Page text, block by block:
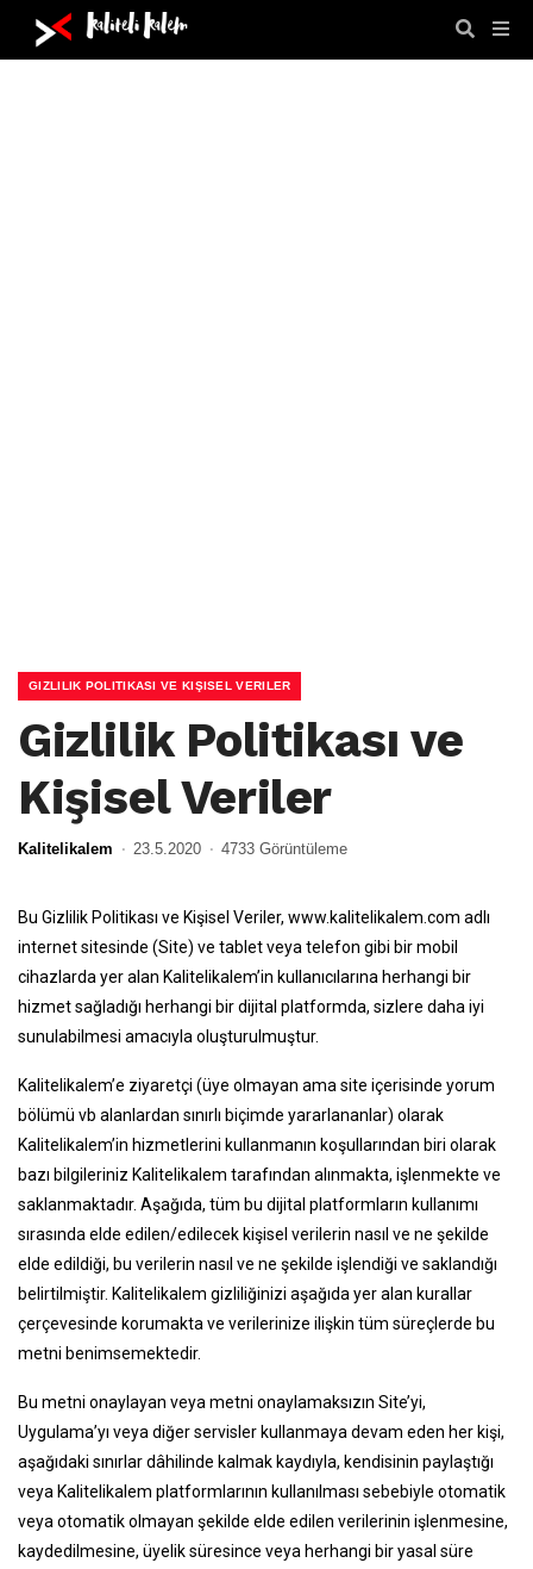
GIZLILIK POLITIKASI VE KIŞISEL VERILER
Gizlilik Politikası ve
Kişisel Veriler
Kalitelikalem 23.5.2020 4733 Görüntüleme
Bu Gizlilik Politikası ve Kişisel Veriler, www.kalitelikalem.com adlı
internet sitesinde (Site) ve tablet veya telefon gibi bir mobil
cihazlarda yer alan Kalitelikalem’in kullanıcılarına herhangi bir
hizmet sağladığı herhangi bir dijital platformda, sizlere daha iyi
sunulabilmesi amacıyla oluşturulmuştur.
Kalitelikalem’e ziyaretçi (üye olmayan ama site içerisinde yorum
bölümü vb alanlardan sınırlı biçimde yararlananlar) olarak
Kalitelikalem’in hizmetlerini kullanmanın koşullarından biri olarak
bazı bilgileriniz Kalitelikalem tarafından alınmakta, işlenmekte ve
saklanmaktadır. Aşağıda, tüm bu dijital platformların kullanımı
sırasında elde edilen/edilecek kişisel verilerin nasıl ve ne şekilde
elde edildiği, bu verilerin nasıl ve ne şekilde işlendiği ve saklandığı
belirtilmiştir. Kalitelikalem gizliliğinizi aşağıda yer alan kurallar
çerçevesinde korumakta ve verilerinize ilişkin tüm süreçlerde bu
metni benimsemektedir.
Bu metni onaylayan veya metni onaylamaksızın Site’yi,
Uygulama’yı veya diğer servisler kullanmaya devam eden her kişi,
aşağıdaki sınırlar dâhilinde kalmak kaydıyla, kendisinin paylaştığı
veya Kalitelikalem platformlarının kullanılması sebebiyle otomatik
veya otomatik olmayan şekilde elde edilen verilerinin işlenmesine,
kaydedilmesine, üyelik süresince veya herhangi bir yasal süre